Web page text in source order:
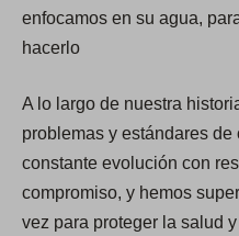
enfocamos en su agua,
hacerlo
A lo largo de nuestra
problemas y estándares
constante evolución con
compromiso, y hemos
vez para proteger la salud